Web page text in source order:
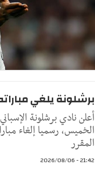
برشلونة يلغي
أعلن نادي برشلونة
الخميس، رسميا إلغاء
المقرر
21:42 - 2026/08/06